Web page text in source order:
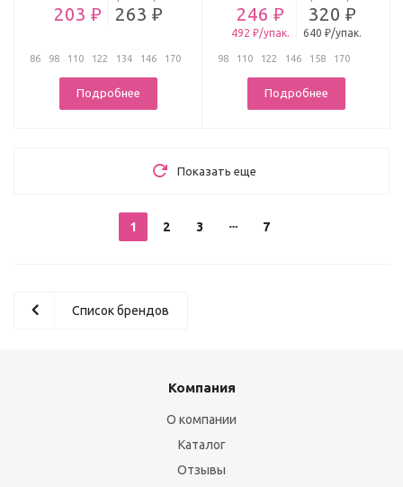
203 ₽ 263 ₽
86 98 110 122 134 146 170
Подробнее
246 ₽
492 ₽/упак.
320 ₽
640 ₽/упак.
98 110 122 146 158 170
Подробнее
Показать еще
1 2 3 7
Список брендов
Компания
О компании
Каталог
Отзывы